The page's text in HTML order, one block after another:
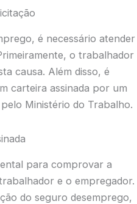
é necessário atender
o trabalhador
causa. Além disso, é
carteira assinada por um
Ministério do Trabalho.
para comprovar a
e o empregador.
do seguro desemprego,